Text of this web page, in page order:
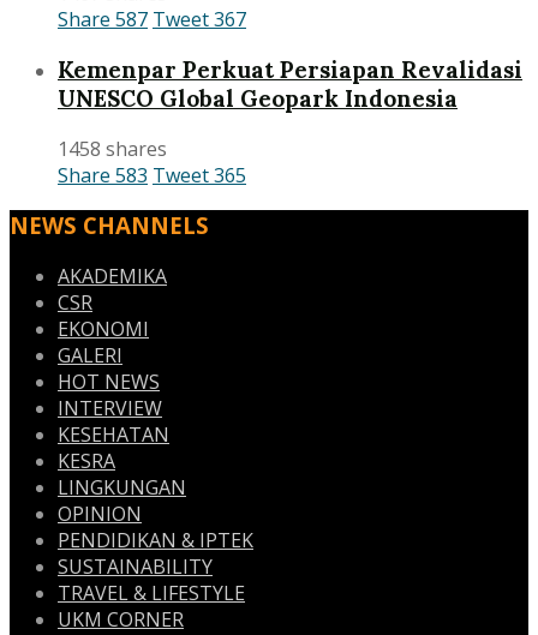
Share 587 Tweet367
Kemenpar Perkuat Persiapan Revalidasi
UNESCO Global Geopark Indonesia
1458 shares
Share 583 Tweet365
NEWS CHANNELS
AKADEMIKA
CSR
EKONOMI
GALERI
HOT NEWS
INTERVIEW
KESEHATAN
KESRA
LINGKUNGAN
OPINION
PENDIDIKAN & IPTEK
SUSTAINABILITY
TRAVEL & LIFESTYLE
UKM CORNER